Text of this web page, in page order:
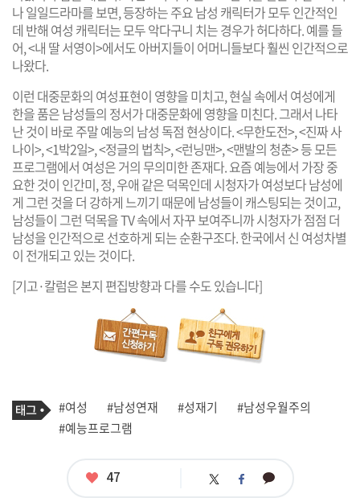
나 일일드라마를 보면, 등장하는 주요 남성 캐릭터가 모두 인간적인
데 반해 여성 캐릭터는 모두 악다구니 치는 경우가 허다하다. 예를 들
어, <내 딸 서영이>에서도 아버지들이 어머니들보다 훨씬 인간적으로
나왔다.
이런 대중문화의 여성표현이 영향을 미치고, 현실 속에서 여성에게
한을 품은 남성들의 정서가 대중문화에 영향을 미친다. 그래서 나타
난 것이 바로 주말 예능의 남성 독점 현상이다. <무한도전>, <진짜 사
나이>, <1박2일>, <정글의 법칙>, <런닝맨>, <맨발의 청춘> 등 모든
프로그램에서 여성은 거의 무의미한 존재다. 요즘 예능에서 가장 중
요한 것이 인간미, 정, 우애 같은 덕목인데 시청자가 여성보다 남성에
게 그런 것을 더 강하게 느끼기 때문에 남성들이 캐스팅되는 것이고,
남성들이 그런 덕목을 TV 속에서 자꾸 보여주니까 시청자가 점점 더
남성을 인간적으로 선호하게 되는 순환구조다. 한국에서 신 여성차별
이 전개되고 있는 것이다.
[기고·칼럼은 본지 편집방향과 다를 수도 있습니다]
기
사
관
련
태
그
#여성 #남성연재 #성재기
#남성우월주의
#예능프로그램
좋
47 트 페 카